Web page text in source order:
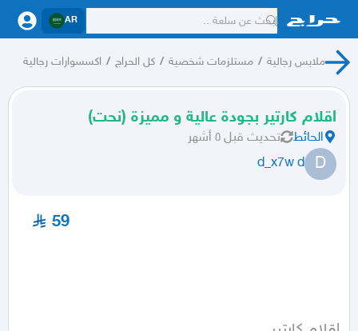
AR
ملابس رجالية / مستلزمات شخصية / كل الحراج / اكسسوارات رجالية
اقلام كارتير بجودة عالية و مميزة (نحت)
الحائط تحديث قبل ٥ أشهر
D
d_x7w d
59